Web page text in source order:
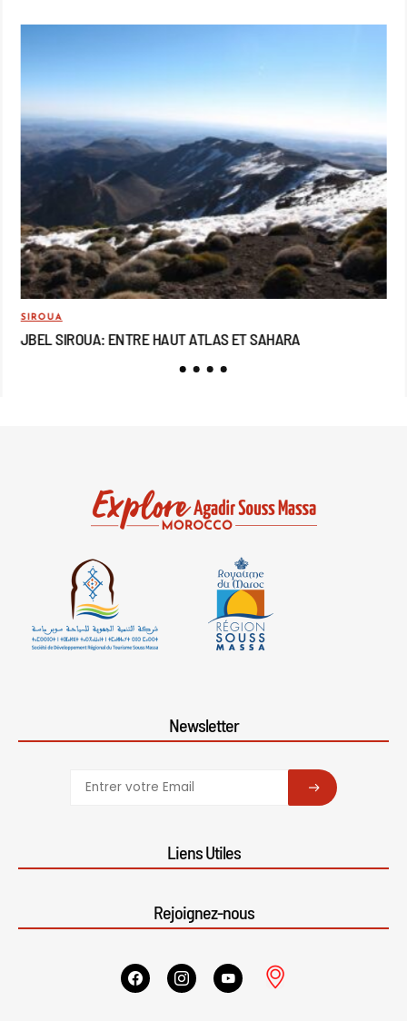
SIROUA
JBEL SIROUA: ENTRE HAUT ATLAS ET SAHARA
Newsletter
SUBSCRIBE
Liens Utiles
Rejoignez-nous